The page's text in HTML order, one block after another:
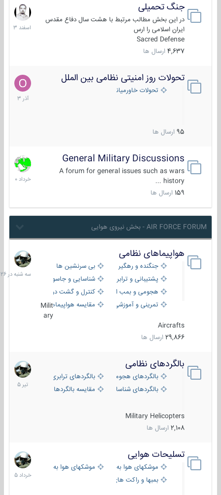
جنگ تحمیلی
در این بخش مطالب مرتبط با هشت سال دفاع مقدس
ایران اسلامی را ارس
Sacred Defense
4,637 ارسال ها
20
اسفند
1403
تحولات روز امنیتی نظامی بین الملل
تحولات خاورمیانه
95 ارسال ها
21
آذر
1403
General Military Discussions
A forum for general issues such as wars
history ...
159 ارسال ها
10
خرداد
1400
AIR FORCE FORUM - بخش نیروی هوایی
هواپیماهای نظامی
جنگنده و رهگیر
بی سرنشین ها
پشتیبانی و ترابری
شناسایی و جاسوسی
هجومی و بمب افکن
کنترل و گشت دریایی
تمرینی و آموزشی
مقایسه هواپیماهاMilit
ary
Aircrafts
29,866 ارسال ها
سه
شنبه
در
بالگردهای نظامی
بالگردهای هجومی
بالگردهای ترابری
بالگردهای شناسایی
مقایسه بالگردها
Military Helicopters
2,108 ارسال ها
22
تیر
1405
تسلیحات هوایی
موشکهای هوا به هوا
موشکهای هوا به سطح
بمبها و راکت های هوایی
30
خرداد
1405